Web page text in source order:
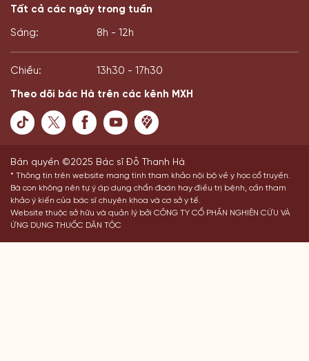
Tất cả các ngày trong tuần
Sáng: 8h - 12h
Chiều: 13h30 - 17h30
Theo dõi bác Hà trên các kênh MXH
Bản quyền ©2025 Bác sĩ Đỗ Thanh Hà
* Thông tin trên website mang tính tham khảo nội bộ về y học cổ truyền.
Bà con không nên tự ý áp dụng chẩn đoán hay điều trị bệnh, cần tham
khảo ý kiến của bác sĩ chuyên khoa và cơ sở y tế.
Website thuộc sở hữu và quản lý bởi CÔNG TY CỔ PHẦN NGHIÊN CỨU VÀ
ỨNG DỤNG THUỐC DÂN TỘC